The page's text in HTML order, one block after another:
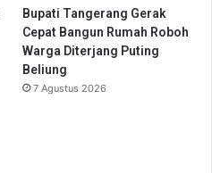
Bupati Tangerang Gerak
Cepat Bangun Rumah Roboh
Warga Diterjang Puting
Beliung
7 Agustus 2026